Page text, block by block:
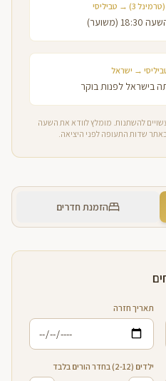
→ טביליסי
→ ישראל
בישראל לפנות בוקר
להשתנות. מומלץ לוודא את השעה
שדות התעופה לפני היציאה.
הזמנת חדרים
תאריך חזרה
ילדים (2-12) בחדר הורים בלבד